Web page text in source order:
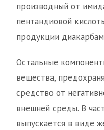
производный от
пентандиовой
продукции
Остальные
вещества,
средство от
внешней среды. В
выпускается в виде